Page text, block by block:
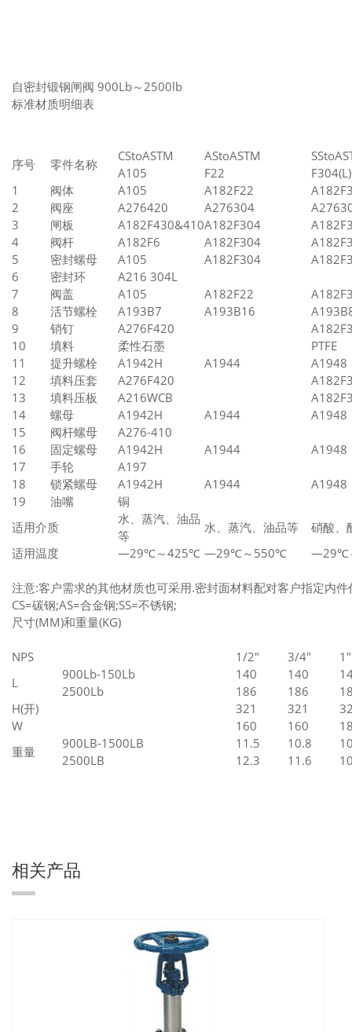
自密封锻钢闸阀 900Lb～2500lb
标准材质明细表
序号 零件名称
CStoASTM AStoASTM
A105
F22
F304(L)
1
阀体 A105 A182F22
2
阀座 A276420 A276304
3
闸板 A182F430&410A182F304
4
阀杆 A182F6 A182F304
5
密封螺母 A105 A182F304
6
密封环
A216 304L
7
阀盖 A105 A182F22
8
活节螺栓 A193B7 A193B16
9
销钉 A276F420
10
填料 柔性石墨
PTFE
11
提升螺栓 A1942H A1944
A1948
12
填料压套 A276F420
13
填料压板 A216WCB
14
螺母 A1942H A1944
A1948
15
阀杆螺母
A276-410
16
固定螺母 A1942H A1944
A1948
17
手轮
A197
18
锁紧螺母 A1942H A1944
A1948
19
油嘴
铜
适用介质
水、蒸汽、油品
等
水、蒸汽、油品等
硝酸、
适用温度
—29℃～425℃ —29℃～550℃ —29℃
注意:客户需求的其他材质也可采用.密封面材料配对客户指定内件
CS=碳钢;AS=合金钢;SS=不锈钢;
尺寸(MM)和重量(KG)
NPS 1/2" 3/4"
1"
L
900Lb-150Lb 140 140
2500Lb
186 186
H(开)
321 321
W
160 160
重量
900LB-1500LB 11.5 10.8
2500LB
12.3 11.6
相关产品